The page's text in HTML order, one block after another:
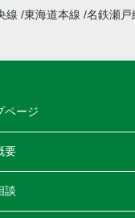
線 東海道本線 名鉄瀬戸
ページ
要
談